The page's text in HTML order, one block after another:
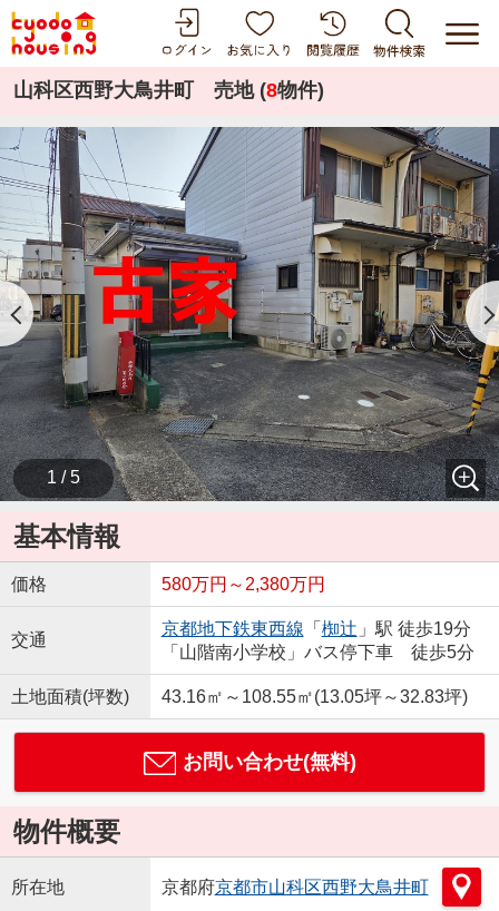
山科区西野大鳥井町 売地 (8物件)
1 / 5
基本情報
価格 580万円～2,380万円
交通
京都地下鉄東西線 「 椥辻 」駅 徒歩19分
「山階南小学校」バス停下車 徒歩5分
土地面積(坪数) 43.16㎡～108.55㎡(13.05坪～32.83坪)
お問い合わせ(無料)
物件概要
所在地 京都府京都市山科区西野大鳥井町